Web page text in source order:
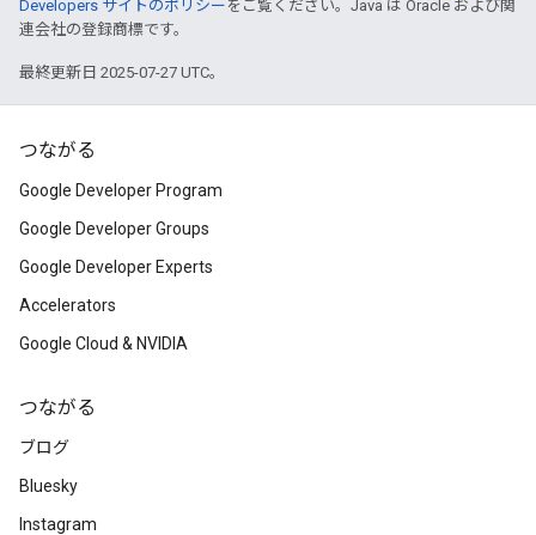
Developers サイトのポリシー をご覧ください。Java は Oracle および関
連会社の登録商標です。
最終更新日 2025-07-27 UTC。
つながる
Google Developer Program
Google Developer Groups
Google Developer Experts
Accelerators
Google Cloud & NVIDIA
つながる
ブログ
Bluesky
Instagram